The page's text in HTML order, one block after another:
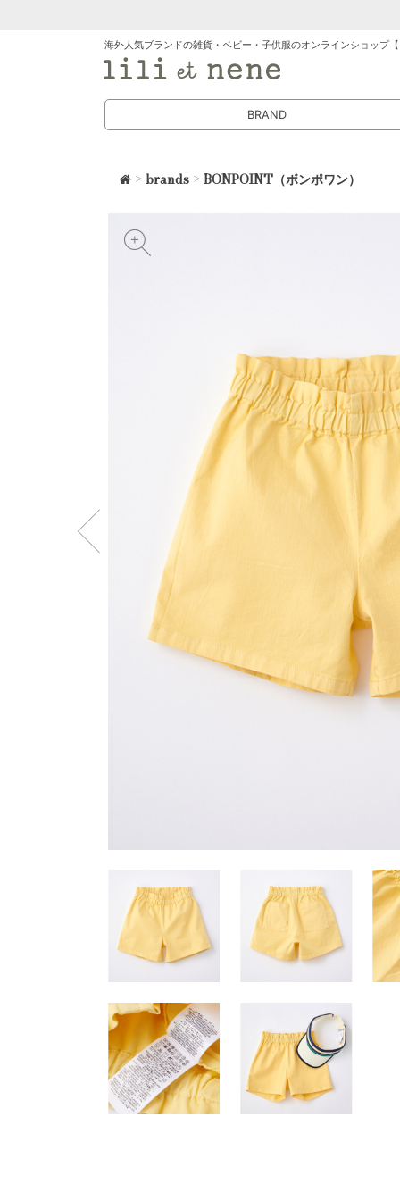
海外人気ブランドの雑貨・ベビー・子供服のオンラインショップ
BRAND
>brands >BONPOINT（ボンポワン）